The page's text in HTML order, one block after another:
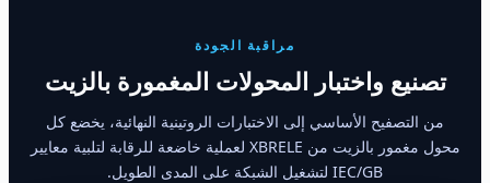
مراقبة الجودة
تصنيع واختبار المحولات المغمورة بالزيت
من التصفيح الأساسي إلى الاختبارات الروتينية النهائية، يخضع كل
محول مغمور بالزيت من XBRELE لعملية خاضعة للرقابة لتلبية معايير
IEC/GB لتشغيل الشبكة على المدى الطويل.